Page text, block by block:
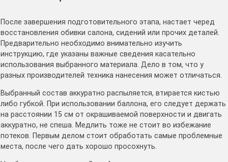
После завершения подготовительного этапа, настает черед
восстановления обивки салона, сидений или прочих деталей.
Предварительно необходимо внимательно изучить
инструкцию, где указаны важные сведения касательно
использования выбранного материала. Дело в том, что у
разных производителей техника нанесения может отличаться.
Выбранный состав аккуратно распыляется, втирается кистью
либо губкой. При использовании баллона, его следует держать
на расстоянии 15 см от окрашиваемой поверхности и двигать
аккуратно, не спеша. Медлить тоже не стоит во избежание
потеков. Первым делом стоит обработать самые проблемные
места, после чего дать хорошо просохнуть.